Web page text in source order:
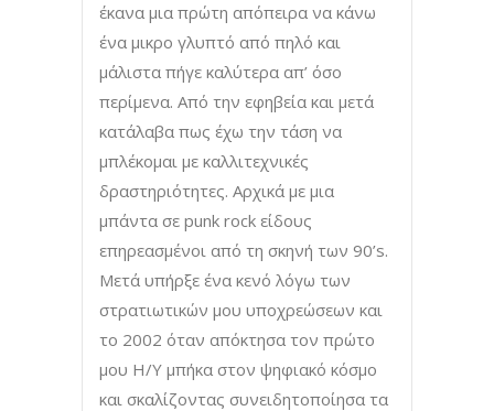
έκανα μια πρώτη απόπειρα να κάνω
ένα μικρο γλυπτό από πηλό και
μάλιστα πήγε καλύτερα απ’ όσο
περίμενα. Από την εφηβεία και μετά
κατάλαβα πως έχω την τάση να
μπλέκομαι με καλλιτεχνικές
δραστηριότητες. Αρχικά με μια
μπάντα σε punk rock είδους
επηρεασμένοι από τη σκηνή των 90’s.
Μετά υπήρξε ένα κενό λόγω των
στρατιωτικών μου υποχρεώσεων και
το 2002 όταν απόκτησα τον πρώτο
μου Η/Υ μπήκα στον ψηφιακό κόσμο
και σκαλίζοντας συνειδητοποίησα τα